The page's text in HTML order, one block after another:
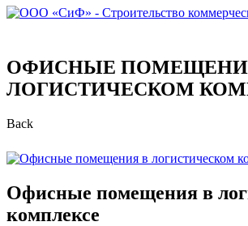
ОФИСНЫЕ
ЛОГИСТИЧЕСКОМ
Back
Офисные помещения в
комплексе